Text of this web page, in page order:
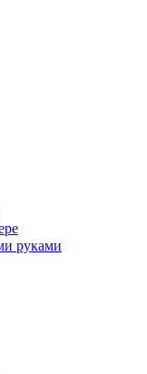
руками